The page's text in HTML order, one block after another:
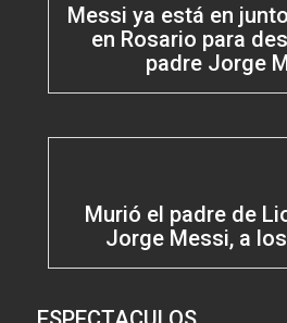
Messi ya está en
en Rosario para
padre Jorge
Murió el padre de
Jorge Messi, a